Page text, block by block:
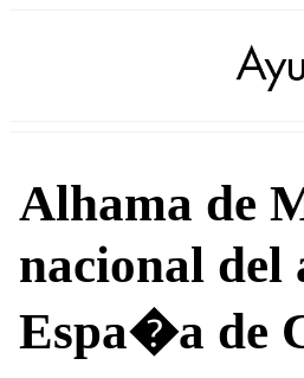
Alhama de
nacional del
Espa�a de